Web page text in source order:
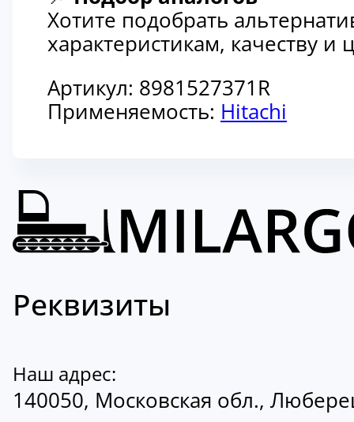
Хотите подобрать
характеристикам, качеству
Артикул: 8981527371R
Применяемость: Hitachi
Реквизиты
Наш адрес:
140050, Московская обл.,